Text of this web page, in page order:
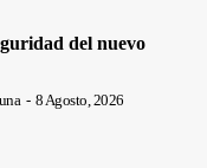
del nuevo
- 8 Agosto, 2026